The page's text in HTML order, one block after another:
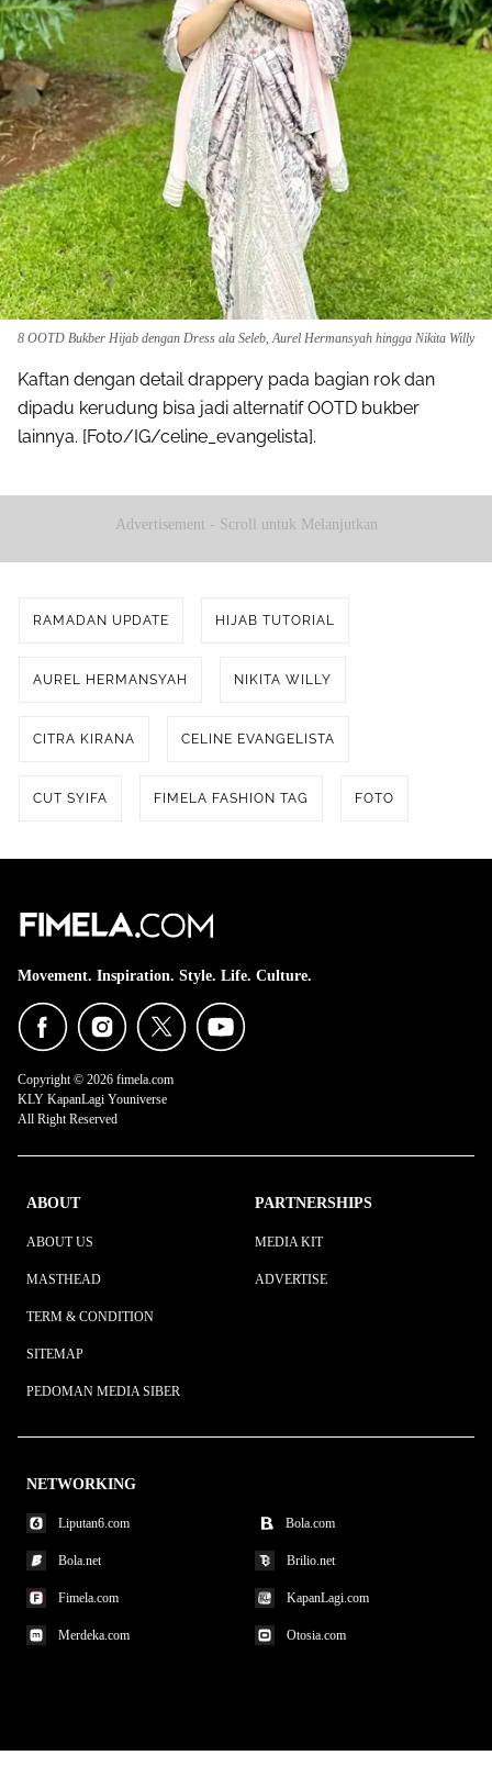
8 OOTD Bukber Hijab dengan Dress ala Seleb, Aurel Hermansyah hingga Nikita Willy
Kaftan dengan detail drappery pada bagian rok dan
dipadu kerudung bisa jadi alternatif OOTD bukber
lainnya. [Foto/IG/celine_evangelista].
Advertisement - Scroll untuk Melanjutkan
RAMADAN UPDATE HIJAB TUTORIAL
AUREL HERMANSYAH NIKITA WILLY
CITRA KIRANA CELINE EVANGELISTA
CUT SYIFA FIMELA FASHION TAG FOTO
Movement. Inspiration. Style. Life. Culture.
Copyright © 2026 fimela.com
KLY KapanLagi Youniverse
All Right Reserved
ABOUT
ABOUT US
MASTHEAD
TERM & CONDITION
SITEMAP
PEDOMAN MEDIA SIBER
PARTNERSHIPS
MEDIA KIT
ADVERTISE
NETWORKING
Liputan6.com Bola.com
Bola.net Brilio.net
Fimela.com KapanLagi.com
Merdeka.com Otosia.com